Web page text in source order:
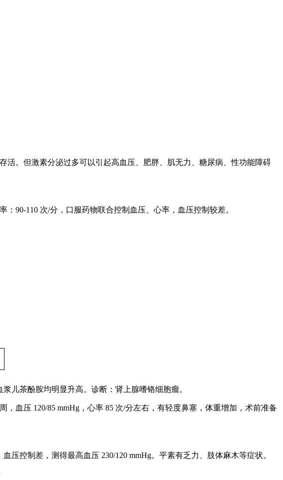
。但激素分泌过多可以引起高血压、肥胖、肌无力、糖尿病、性功能障碍
90-110 次/分，口服药物联合控制血压、心率，血压控制较差。
儿茶酚胺均明显升高。诊断：肾上腺嗜铬细胞瘤。
血压 120/85 mmHg，心率 85 次/分左右，有轻度鼻塞，体重增加，术前准备
控制差，测得最高血压 230/120 mmHg。平素有乏力、肢体麻木等症状。